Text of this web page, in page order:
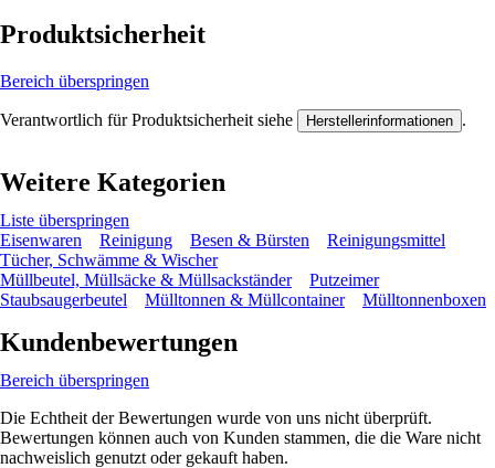
Produktsicherheit
Bereich überspringen
Verantwortlich für Produktsicherheit siehe Herstellerinformationen .
Weitere Kategorien
Liste überspringen
Eisenwaren
Reinigung Besen & Bürsten
Reinigungsmittel
Tücher, Schwämme & Wischer
Müllbeutel, Müllsäcke & Müllsackständer
Putzeimer
Staubsaugerbeutel
Mülltonnen & Müllcontainer Mülltonnenboxen
Kundenbewertungen
Bereich überspringen
Die Echtheit der Bewertungen wurde von uns nicht überprüft.
Bewertungen können auch von Kunden stammen, die die Ware nicht
nachweislich genutzt oder gekauft haben.